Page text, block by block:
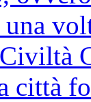
una
città